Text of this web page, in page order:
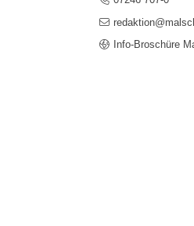
Info-Broschüre